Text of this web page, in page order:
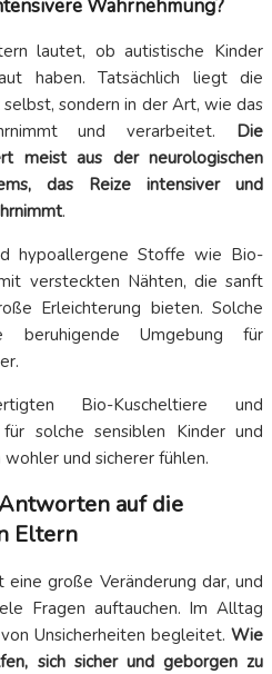
Wahrnehmung?
lautet, ob autistische Kinder
haben. Tatsächlich liegt die
sondern in der Art, wie das
und verarbeitet. Die
meist aus der neurologischen
das Reize intensiver und
.
hypoallergene Stoffe wie Bio-
versteckten Nähten, die sanft
Erleichterung bieten. Solche
beruhigende Umgebung für
Bio-Kuscheltiere und
solche sensiblen Kinder und
und sicherer fühlen.
auf die
Eltern
große Veränderung dar, und
Fragen auftauchen. Im Alltag
Unsicherheiten begleitet. Wie
sich sicher und geborgen zu